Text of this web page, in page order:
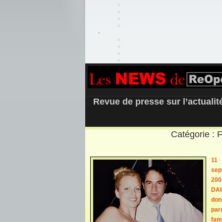
REOPEN911 –
Revue de presse sur
Catégorie :
11